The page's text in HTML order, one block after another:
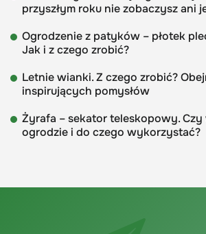
przyszłym roku nie zobaczysz ani
Ogrodzenie z patyków – płotek
Jak i z czego zrobić?
Letnie wianki. Z czego zrobić?
inspirujących pomysłów
Żyrafa – sekator teleskopowy.
ogrodzie i do czego wykorzystać?